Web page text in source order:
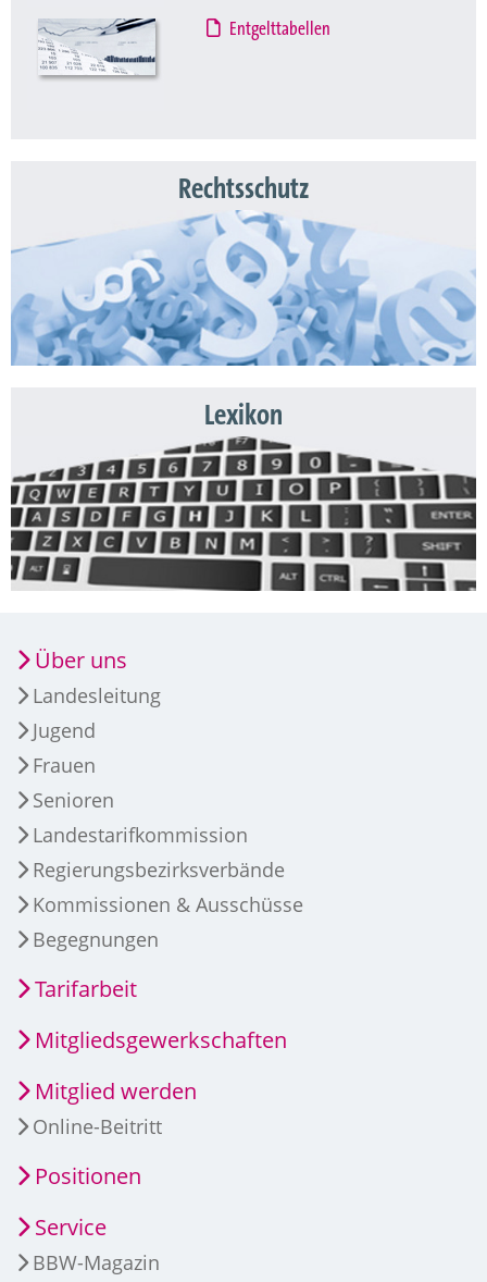
Entgelttabellen
Rechtsschutz
Lexikon
Über uns
Landesleitung
Jugend
Frauen
Senioren
Landestarifkommission
Regierungsbezirksverbände
Kommissionen & Ausschüsse
Begegnungen
Tarifarbeit
Mitgliedsgewerkschaften
Mitglied werden
Online-Beitritt
Positionen
Service
BBW-Magazin